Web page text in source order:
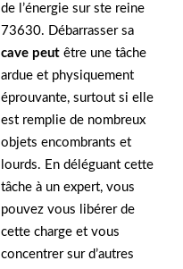
de l’énergie sur ste reine
73630. Débarrasser sa
cave peut être une tâche
ardue et physiquement
éprouvante, surtout si elle
est remplie de nombreux
objets encombrants et
lourds. En déléguant cette
tâche à un expert, vous
pouvez vous libérer de
cette charge et vous
concentrer sur d’autres